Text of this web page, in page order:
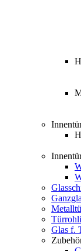
Glas f.